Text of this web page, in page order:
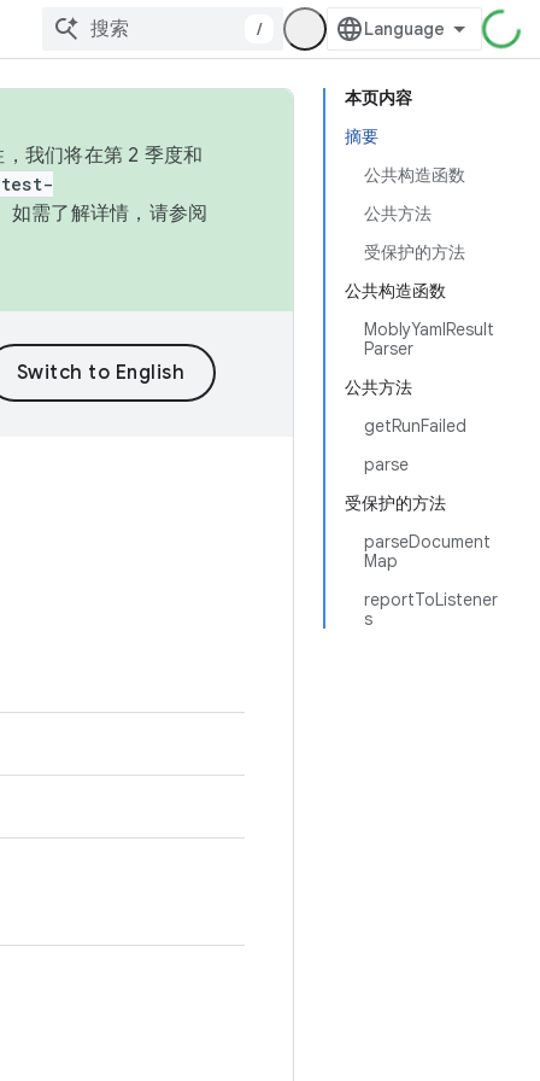
/
本页内容
摘要
公共构造函数
公共方法
受保护的方法
公共构造函数
MoblyYamlResult
Parser
公共方法
getRunFailed
parse
受保护的方法
parseDocument
Map
reportToListener
s
我们将在第 2 季度和
如需了解详情，请参阅